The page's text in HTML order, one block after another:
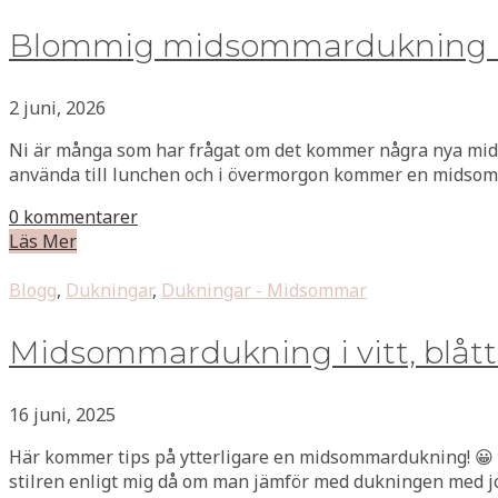
Blommig midsommardukning
2 juni, 2026
Ni är många som har frågat om det kommer några nya
använda till lunchen och i övermorgon kommer en
0 kommentarer
Läs Mer
Blogg, Dukningar, Dukningar - Midsommar
Midsommardukning i vitt,
16 juni, 2025
Här kommer tips på ytterligare en midsommardukning!
stilren enligt mig då om man jämför med dukningen med